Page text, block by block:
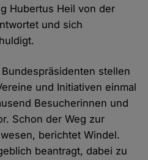
Hubertus Heil von der
und sich
stellen
und Initiativen einmal
Besucherinnen und
Schon der Weg zur
berichtet Windel.
beantragt, dabei zu